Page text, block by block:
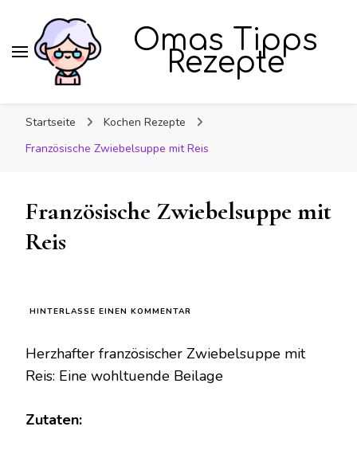
Omas Tipps
Rezepte
Startseite
Kochen Rezepte
Französische Zwiebelsuppe mit Reis
Französische Zwiebelsuppe mit
Reis
HINTERLASSE EINEN KOMMENTAR
MIT
REIS
Herzhafter französischer Zwiebelsuppe mit
Reis: Eine wohltuende Beilage
Zutaten: